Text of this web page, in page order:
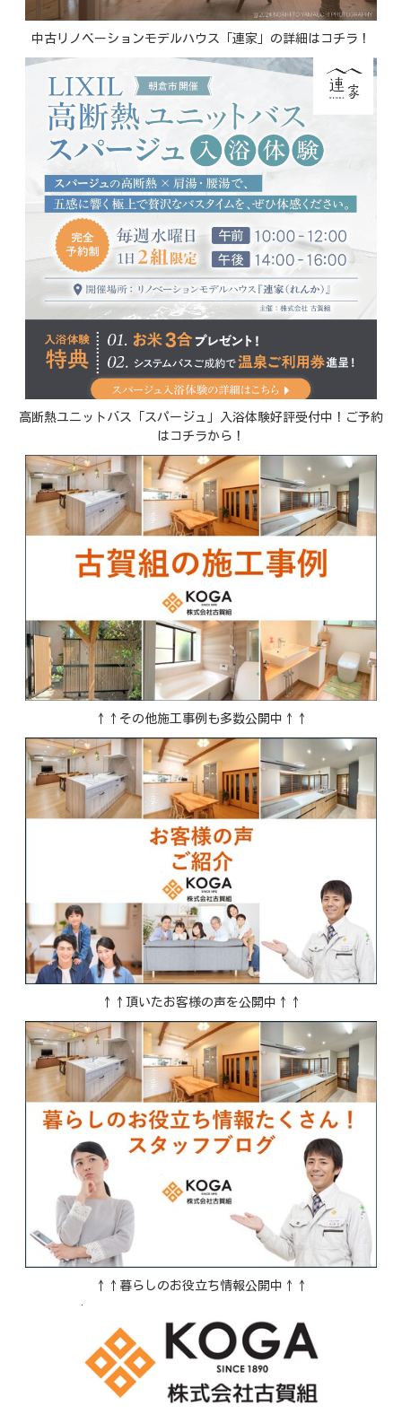
中古リノベーションモデルハウス「連家」の詳細はコチラ！
高断熱ユニットバス「スパージュ」入浴体験好評受付中！ご予約
はコチラから！
↑↑その他施工事例も多数公開中↑↑
↑↑頂いたお客様の声を公開中↑↑
↑↑暮らしのお役立ち情報公開中↑↑